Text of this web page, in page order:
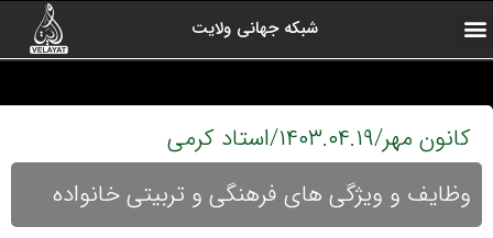
شبکه جهانی ولایت
کانون مهر/۱۴۰۳.۰۴.۱۹/استاد کرمی
وظایف و ویژگی های فرهنگی و تربیتی خانواده